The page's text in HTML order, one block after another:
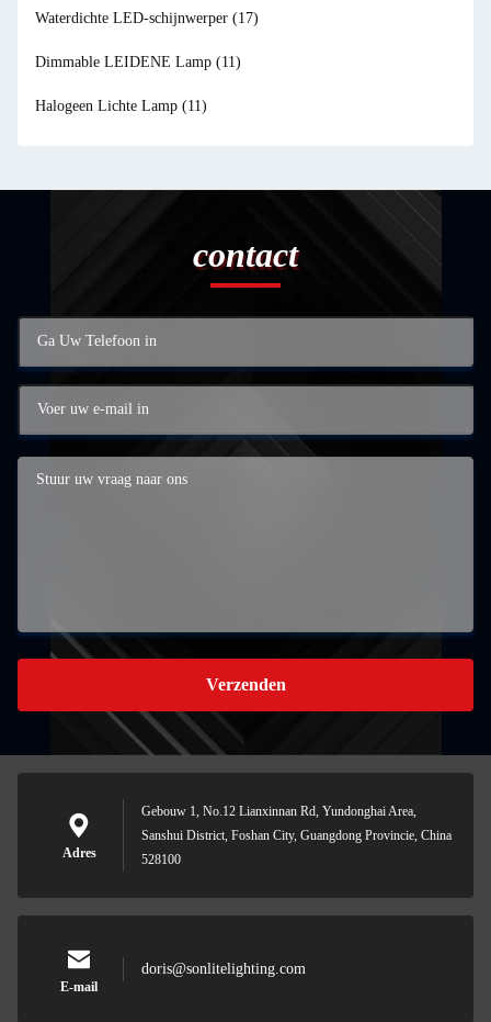
Waterdichte LED-schijnwerper (17)
Dimmable LEIDENE Lamp (11)
Halogeen Lichte Lamp (11)
contact
Verzenden
Adres
Gebouw 1, No.12 Lianxinnan Rd, Yundonghai Area,
Sanshui District, Foshan City, Guangdong Provincie, China
528100
E-mail
doris@sonlitelighting.com